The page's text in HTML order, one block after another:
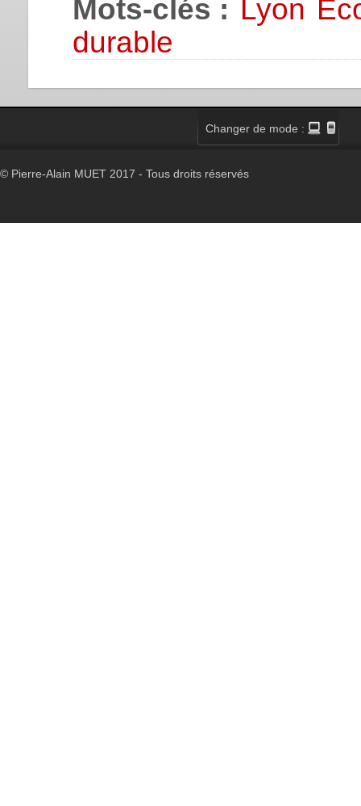
Mots-clés : Lyon
durable
Changer de mode :
© Pierre-Alain MUET 2017 - Tous droits réservés